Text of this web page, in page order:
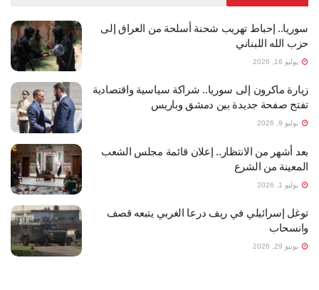
سوريا.. إحباط تهريب شحنة أسلحة من العراق إلى
حزب الله اللبناني
يوليو 16, 2026
زيارة ماكرون إلى سوريا.. شراكة سياسية واقتصادية
تفتح صفحة جديدة بين دمشق وباريس
يوليو 9, 2026
بعد أشهر من الانتظار.. إعلان قائمة مجلس الشعب
المعينة من الشرع
يوليو 1, 2026
توغل إسرائيلي في ريف درعا الغربي يتبعه قصف
وانسحاب
يونيو 29, 2026